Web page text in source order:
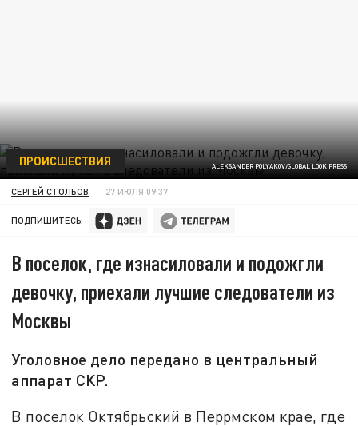
ALEKSANDER POLYAKOV/GLOBAL LOOK PRESS
ПРОИСШЕСТВИЯ
СЕРГЕЙ СТОЛБОВ 27 ИЮЛЯ 09:37
ПОДПИШИТЕСЬ:
В поселок, где изнасиловали и подожгли
девочку, приехали лучшие следователи из
Москвы
Уголовное дело передано в центральный
аппарат СКР.
В поселок Октябрьский в Перрмском крае, где